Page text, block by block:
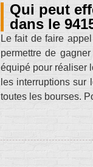
Qui peut
dans le
Le fait de faire
permettre de
équipé pour réaliser
les interruptions sur
toutes les bourses.